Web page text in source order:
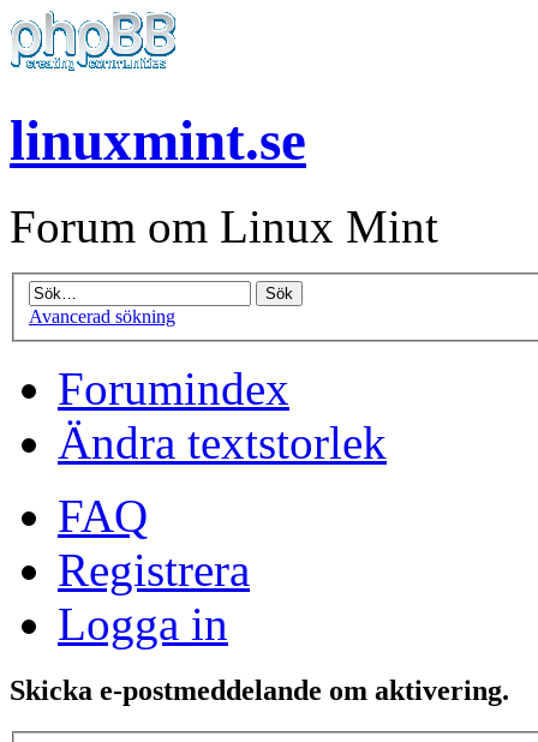
linuxmint.se
Forum om Linux Mint
Avancerad sökning
Forumindex
Ändra textstorlek
FAQ
Registrera
Logga in
Skicka e-postmeddelande om aktivering.